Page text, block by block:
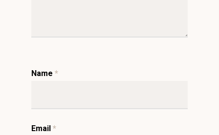
Name *
Email *